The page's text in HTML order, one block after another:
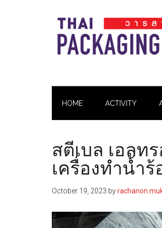
Pack
HOME ACTIVITY
สตีเบล เอลท
เครื่องทำน้ำ
October 19, 2023 byrachanon